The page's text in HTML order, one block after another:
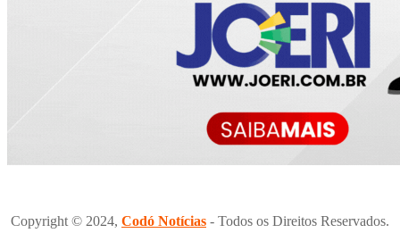
Copyright © 2024, Codó Notícias - Todos os Direitos Reservados.